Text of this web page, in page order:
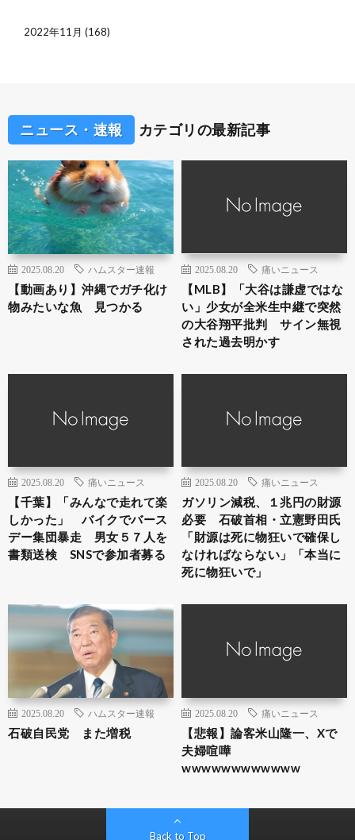
2022年11月 (168)
ニュース・速報 カテゴリの最新記事
2025.08.20 ハムスター速報
【動画あり】沖縄でガチ化け
物みたいな魚 見つかる
2025.08.20 痛いニュース
【MLB】「大谷は謙虚ではな
い」少女が全米生中継で突然
の大谷翔平批判 サイン無視
された過去明かす
2025.08.20 痛いニュース
【千葉】「みんなで走れて楽
しかった」 バイクでバース
デー集団暴走 男女５７人を
書類送検 SNSで参加者募る
2025.08.20 痛いニュース
ガソリン減税、１兆円の財源
必要 石破首相・立憲野田氏
「財源は死に物狂いで確保し
なければならない」「本当に
死に物狂いで」
2025.08.20 ハムスター速報
石破自民党 また増税
2025.08.20 痛いニュース
【悲報】論客米山隆一、Xで
夫婦喧嘩
wwwwwwwwwwww
Back to Top